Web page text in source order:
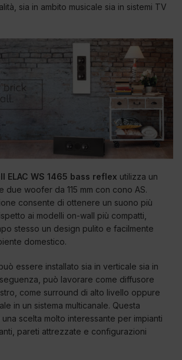
sia in ambito musicale sia in sistemi TV
ELAC WS 1465 bass reflex utilizza un
due woofer da 115 mm con cono AS.
consente di ottenere un suono più
ai modelli on-wall più compatti,
stesso un design pulito e facilmente
domestico.
essere installato sia in verticale sia in
può lavorare come diffusore
come surround di alto livello oppure
in un sistema multicanale. Questa
scelta molto interessante per impianti
pareti attrezzate e configurazioni